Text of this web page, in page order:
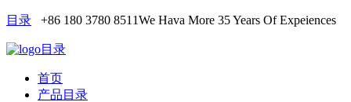
目录 +86 180 3780 8511We Hava More 35 Years Of Expeiences
目录
首页
产品目录